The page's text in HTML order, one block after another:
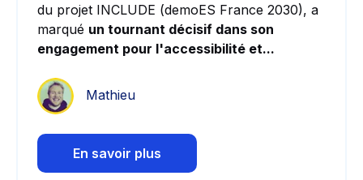
du projet INCLUDE (demoES France 2030), a
marqué un tournant décisif dans son
engagement pour l'accessibilité et...
Mathieu
En savoir plus